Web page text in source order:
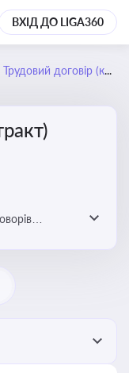
ВХІД ДО LIGA360
Трудовий договір (контракт)